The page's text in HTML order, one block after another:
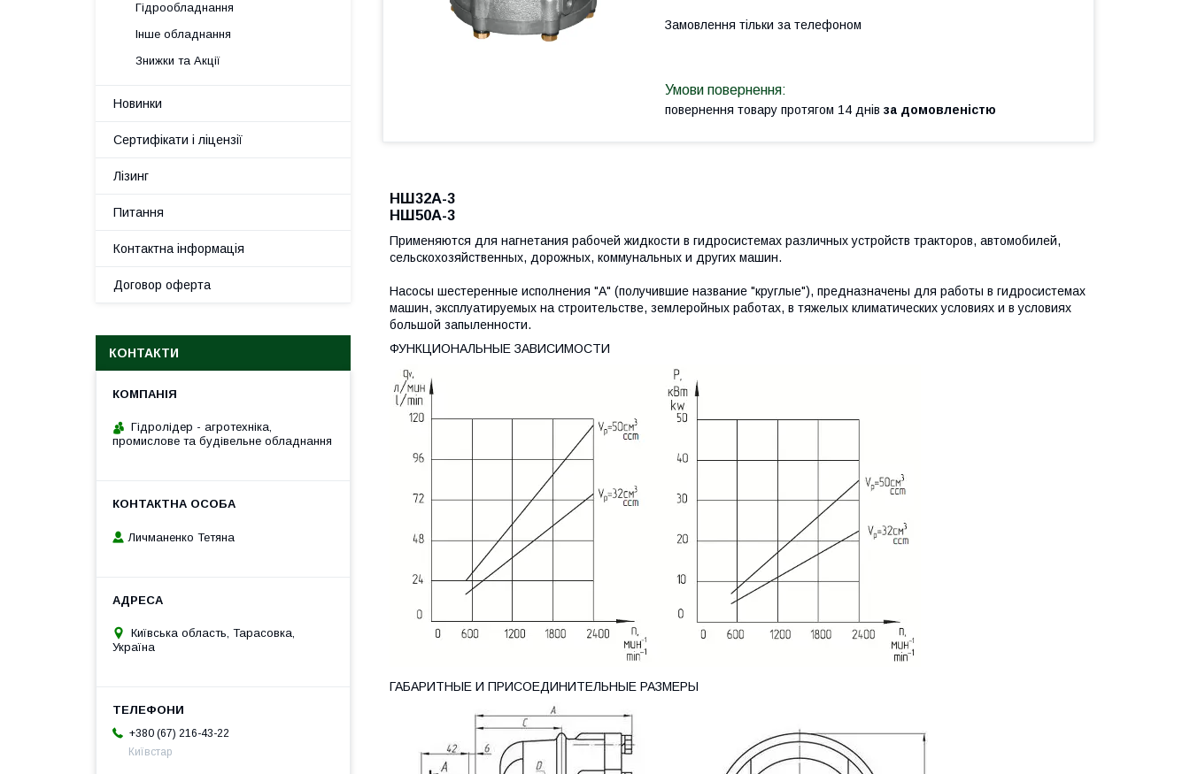
Замовлення тільки за телефоном
повернення товару протягом 14 днів за домовленістю
НШ32А-3
НШ50А-3
Применяются для нагнетания рабочей жидкости в гидросистемах различных устройств тракторов, автомобилей,
сельскохозяйственных, дорожных, коммунальных и других машин.
Насосы шестеренные исполнения "А" (получившие название "круглые"), предназначены для работы в гидросистемах
машин, эксплуатируемых на строительстве, землеройных работах, в тяжелых климатических условиях и в условиях
большой запыленности.
ФУНКЦИОНАЛЬНЫЕ ЗАВИСИМОСТИ
ГАБАРИТНЫЕ И ПРИСОЕДИНИТЕЛЬНЫЕ РАЗМЕРЫ
Гідрообладнання
Інше обладнання
Знижки та Акції
Новинки
Сертифікати і ліцензії
Лізинг
Питання
Контактна інформація
Договор оферта
КОНТАКТИ
Гідролідер - агротехніка,
промислове та будівельне обладнання
Личманенко Тетяна
Київська область, Тарасовка,
Україна
+380 (67) 216-43-22
Київстар